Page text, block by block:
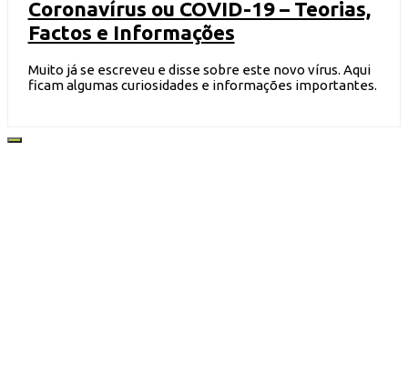
Coronavírus ou COVID-19 – Teorias,
Factos e Informações
Muito já se escreveu e disse sobre este novo vírus. Aqui
ficam algumas curiosidades e informações importantes.